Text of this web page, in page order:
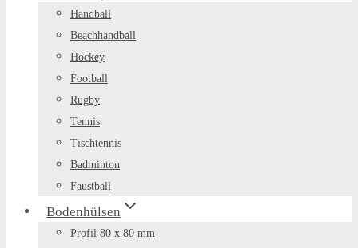
Handball
Beachhandball
Hockey
Football
Rugby
Tennis
Tischtennis
Badminton
Faustball
Bodenhülsen
Profil 80 x 80 mm